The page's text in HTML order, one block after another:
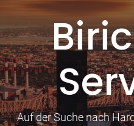
Auf der Suche nach